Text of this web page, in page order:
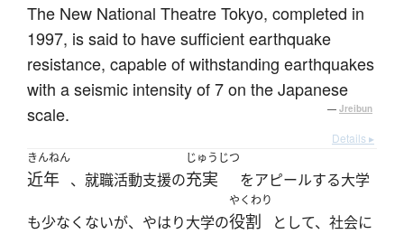
The New National Theatre Tokyo, completed in
1997, is said to have sufficient earthquake
resistance, capable of withstanding earthquakes
with a seismic intensity of 7 on the Japanese
scale.
— Jreibun
Details ▸
きんねん
近年 、就職活動支援の
じゅうじつ
充実 をアピールする大学
も少なくないが、やはり大学の
やくわり
役割 として、社会に